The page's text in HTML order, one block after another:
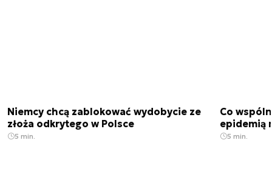
Niemcy chcą zablokować wydobycie ze
złoża odkrytego w Polsce
5 min.
Co
epidemią
5 min.